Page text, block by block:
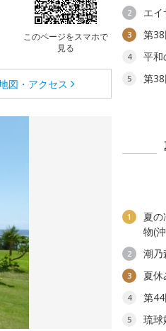
このページをスマホで
見る
図・アクセス
2 エ
3 第
4 平和
5
第
1
夏
物(
2 潮乃
3 夏
4 第
5
琉球